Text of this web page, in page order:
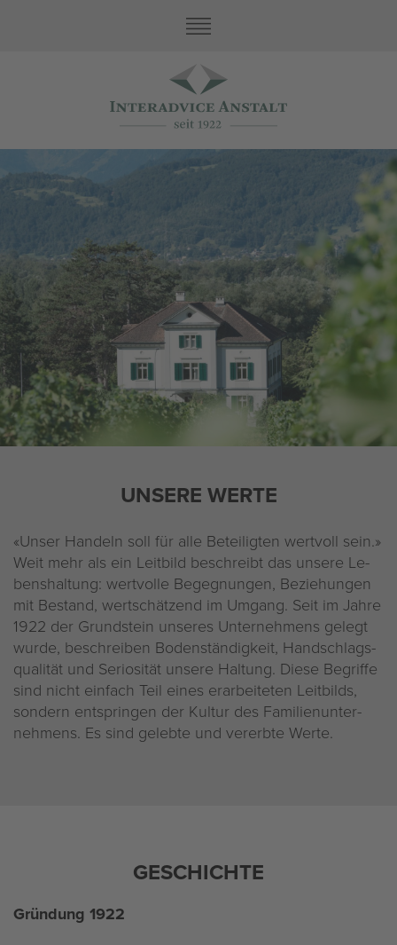
Landstrasse 25, Vaduz
Family Office Services
Treuhand
Asset Protection
Buchhaltung und Steuern
Unternehmen
Impressum
Datenschutz
UN­SE­RE WERTE
«Unser Han­deln soll für alle Be­tei­lig­ten wert­voll sein.»
Weit mehr als ein Leit­bild be­schreibt das un­se­re Le­
bens­hal­tung: wert­vol­le Be­geg­nun­gen, Be­zie­hun­gen
mit Be­stand, wert­schät­zend im Um­gang. Seit im Jahre
1922 der Grund­stein un­se­res Un­ter­neh­mens ge­legt
wurde, be­schrei­ben Bo­den­stän­dig­keit, Hand­schlags­
qua­li­tät und Se­rio­si­tät un­se­re Hal­tung. Diese Be­grif­fe
sind nicht ein­fach Teil eines er­ar­bei­te­ten Leit­bilds,
son­dern ent­sprin­gen der Kul­tur des Fa­mi­li­en­un­ter­
neh­mens. Es sind ge­leb­te und ver­erb­te Werte.
GE­SCHICH­TE
Grün­dung 1922